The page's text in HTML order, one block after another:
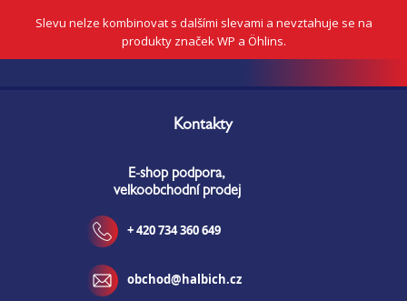
Slevu nelze kombinovat s dalšími slevami a nevztahuje se na
produkty značek WP a Öhlins.
Kontakty
E-shop podpora,
velkoobchodní prodej
+ 420 734 360 649
obchod@halbich.cz